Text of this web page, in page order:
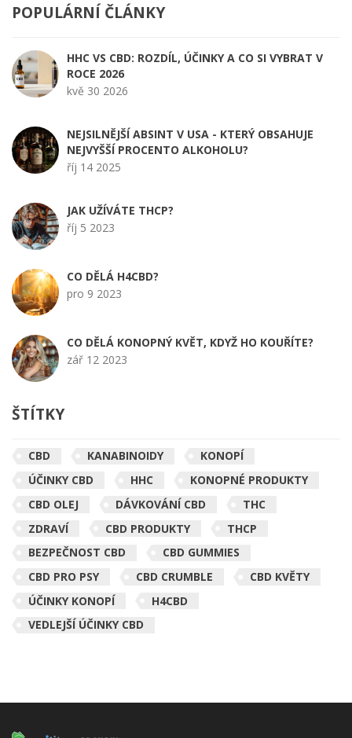
POPULÁRNÍ ČLÁNKY
HHC VS CBD: ROZDÍL, ÚČINKY A CO SI VYBRAT V
ROCE 2026
kvě 30 2026
NEJSILNĚJŠÍ ABSINT V USA - KTERÝ OBSAHUJE
NEJVYŠŠÍ PROCENTO ALKOHOLU?
říj 14 2025
JAK UŽÍVÁTE THCP?
říj 5 2023
CO DĚLÁ H4CBD?
pro 9 2023
CO DĚLÁ KONOPNÝ KVĚT, KDYŽ HO KOUŘÍTE?
zář 12 2023
ŠTÍTKY
CBD KANABINOIDY
KONOPÍ
ÚČINKY CBD
HHC
KONOPNÉ PRODUKTY
CBD OLEJ
DÁVKOVÁNÍ CBD
THC
ZDRAVÍ
CBD PRODUKTY
THCP
BEZPEČNOST CBD
CBD GUMMIES
CBD PRO PSY
CBD CRUMBLE
CBD KVĚTY
ÚČINKY KONOPÍ
H4CBD
VEDLEJŠÍ ÚČINKY CBD